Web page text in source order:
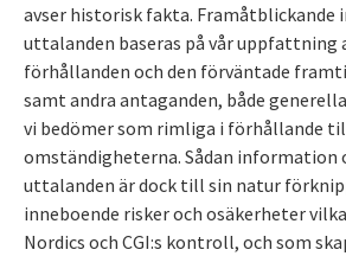
avser historisk fakta. Framåtblickande
uttalanden baseras på vår uppfattning
förhållanden och den förväntade
samt andra antaganden, både
vi bedömer som rimliga i förhållande
omständigheterna. Sådan information
uttalanden är dock till sin natur
inneboende risker och osäkerheter
Nordics och CGI:s kontroll, och som